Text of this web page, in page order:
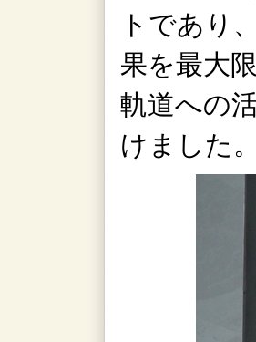
トであり
果を最大
軌道への
けました。